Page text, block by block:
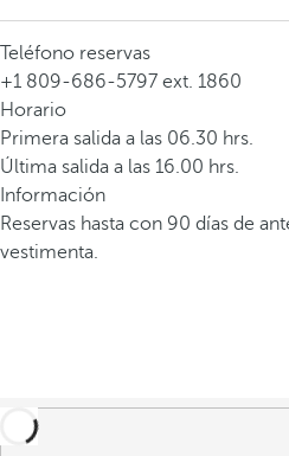
Teléfono reservas
+1 809-686-5797 ext. 1860
Horario
Primera salida a las 06.30 hrs.
Última salida a las 16.00 hrs.
Información
Reservas hasta con 90 días de
vestimenta.